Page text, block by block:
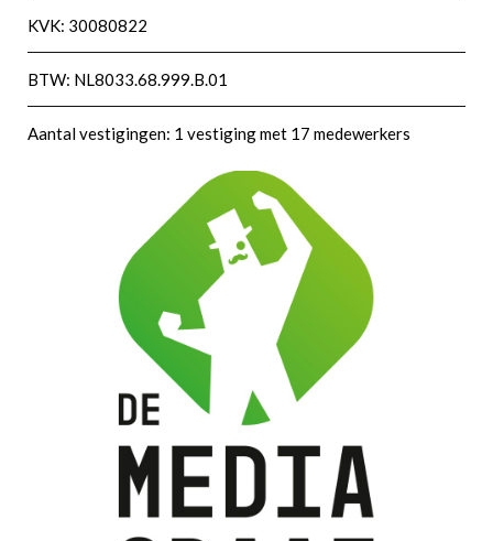
KVK: 30080822
BTW: NL8033.68.999.B.01
Aantal vestigingen: 1 vestiging met 17 medewerkers